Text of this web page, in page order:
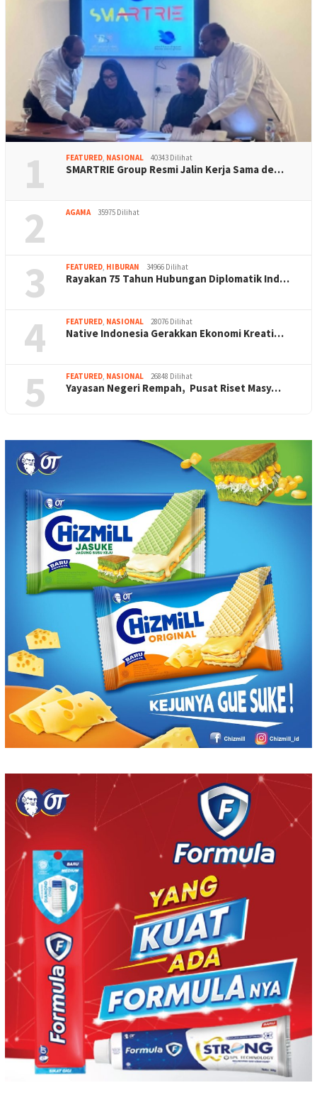
1 FEATURED, NASIONAL 40343 Dilihat
SMARTRIE Group Resmi Jalin Kerja Sama de…
2 AGAMA 35975 Dilihat
3 FEATURED, HIBURAN 34966 Dilihat
Rayakan 75 Tahun Hubungan Diplomatik Ind…
4 FEATURED, NASIONAL 28076 Dilihat
Native Indonesia Gerakkan Ekonomi Kreati…
5 FEATURED, NASIONAL 26848 Dilihat
Yayasan Negeri Rempah, Pusat Riset Masy…